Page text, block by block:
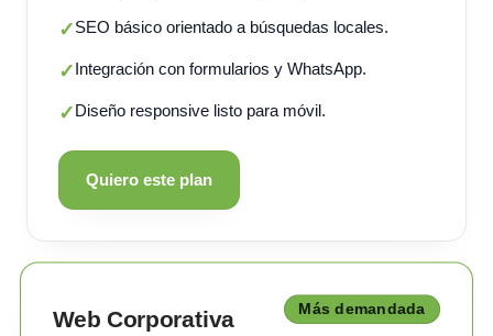
✓SEO básico orientado a búsquedas locales.
✓Integración con formularios y WhatsApp.
✓Diseño responsive listo para móvil.
Quiero este plan
Web Corporativa Más demandada